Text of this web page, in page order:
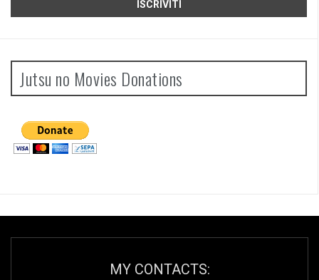
Jutsu no Movies Donations
MY CONTACTS: